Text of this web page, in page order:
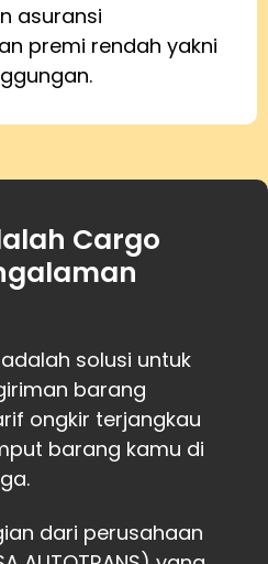
asuransi
premi rendah yakni
Cargo
solusi untuk
barang
ongkir terjangkau
barang kamu di
dari perusahaan